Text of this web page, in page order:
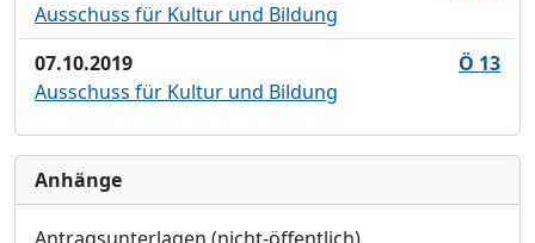
Ausschuss für Kultur und Bildung
07.10.2019
Ö 13
Ausschuss für Kultur und Bildung
Anhänge